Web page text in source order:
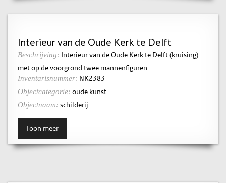
Interieur van de Oude Kerk te Delft
Beschrijving: Interieur van de Oude Kerk te Delft (kruising)
met op de voorgrond twee mannenfiguren
Inventarisnummer: NK2383
Objectcategorie: oude kunst
Objectnaam: schilderij
Toon meer